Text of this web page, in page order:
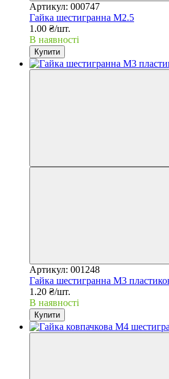
Артикул: 000747
Гайка шестигранна М2.5
1.00 ₴/шт.
В наявності
Купити
Артикул: 001248
Гайка шестигранна М3
1.20 ₴/шт.
В наявності
Купити